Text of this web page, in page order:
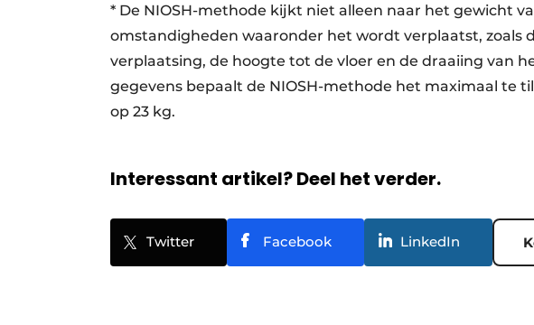
* De NIOSH-methode kijkt niet alleen naar het gewicht
omstandigheden waaronder het wordt verplaatst, zoals
verplaatsing, de hoogte tot de vloer en de draaiing van
gegevens bepaalt de NIOSH-methode het maximaal te
op 23 kg.
Interessant artikel? Deel het verder.
Twitter Facebook LinkedIn